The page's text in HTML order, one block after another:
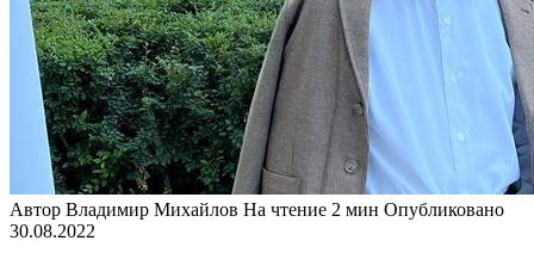
Автор Владимир Михайлов На чтение 2 мин Опубликовано
30.08.2022